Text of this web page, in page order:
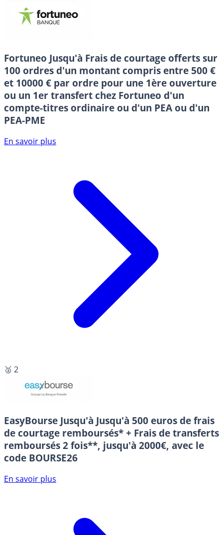
Fortuneo Jusqu'à Frais de courtage offerts sur
100 ordres d'un montant compris entre 500 €
et 10000 € par ordre pour une 1ère ouverture
ou un 1er transfert chez Fortuneo d'un
compte-titres ordinaire ou d'un PEA ou d'un
PEA-PME
En savoir plus
🥈 2
EasyBourse Jusqu'à Jusqu'à 500 euros de frais
de courtage remboursés* + Frais de transferts
remboursés 2 fois**, jusqu'à 2000€, avec le
code BOURSE26
En savoir plus